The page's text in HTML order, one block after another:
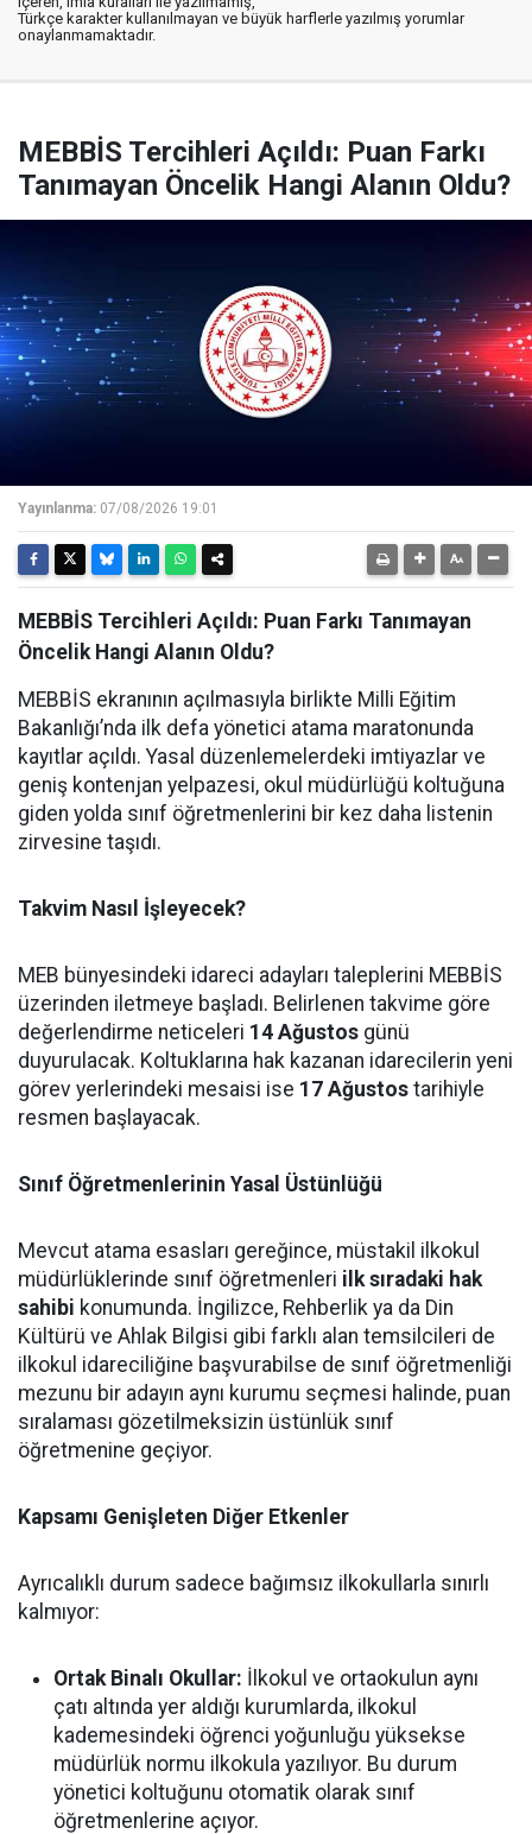
Türkçe karakter kullanılmayan ve büyük harflerle yazılmış yorumlar
onaylanmamaktadır.
MEBBİS Tercihleri Açıldı: Puan Farkı
Tanımayan Öncelik Hangi Alanın Oldu?
Yayınlanma: 07/08/2026 19:01
MEBBİS Tercihleri Açıldı: Puan Farkı Tanımayan
Öncelik Hangi Alanın Oldu?
MEBBİS ekranının açılmasıyla birlikte Milli Eğitim
Bakanlığı’nda ilk defa yönetici atama maratonunda
kayıtlar açıldı. Yasal düzenlemelerdeki imtiyazlar ve
geniş kontenjan yelpazesi, okul müdürlüğü koltuğuna
giden yolda sınıf öğretmenlerini bir kez daha listenin
zirvesine taşıdı.
Takvim Nasıl İşleyecek?
MEB bünyesindeki idareci adayları taleplerini MEBBİS
üzerinden iletmeye başladı. Belirlenen takvime göre
değerlendirme neticeleri 14 Ağustos günü
duyurulacak. Koltuklarına hak kazanan idarecilerin yeni
görev yerlerindeki mesaisi ise 17 Ağustos tarihiyle
resmen başlayacak.
Sınıf Öğretmenlerinin Yasal Üstünlüğü
Mevcut atama esasları gereğince, müstakil ilkokul
müdürlüklerinde sınıf öğretmenleri ilk sıradaki hak
sahibi konumunda. İngilizce, Rehberlik ya da Din
Kültürü ve Ahlak Bilgisi gibi farklı alan temsilcileri de
ilkokul idareciliğine başvurabilse de sınıf öğretmenliği
mezunu bir adayın aynı kurumu seçmesi halinde, puan
sıralaması gözetilmeksizin üstünlük sınıf
öğretmenine geçiyor.
Kapsamı Genişleten Diğer Etkenler
Ayrıcalıklı durum sadece bağımsız ilkokullarla sınırlı
kalmıyor:
Ortak Binalı Okullar: İlkokul ve ortaokulun aynı
çatı altında yer aldığı kurumlarda, ilkokul
kademesindeki öğrenci yoğunluğu yüksekse
müdürlük normu ilkokula yazılıyor. Bu durum
yönetici koltuğunu otomatik olarak sınıf
öğretmenlerine açıyor.